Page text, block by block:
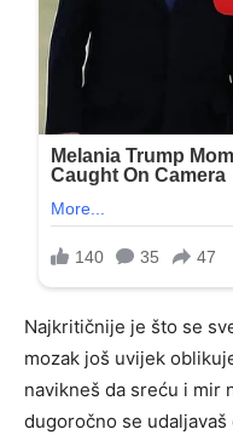
Najkritičnije je što se
mozak još uvijek
navikneš da sreću i mir
dugoročno se